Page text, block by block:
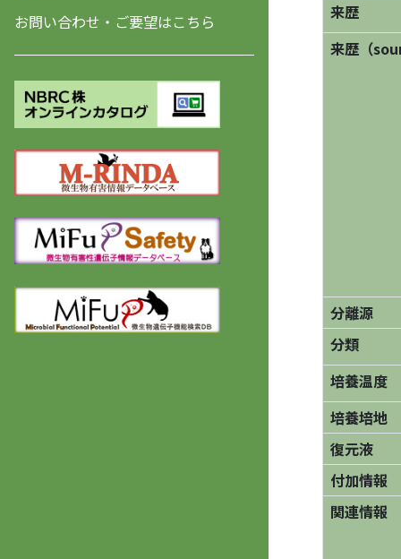
お問い合わせ・ご要望はこちら
来歴
来歴（
分離源
分類
培養温度
培養培地
復元液
付加情報
関連情報